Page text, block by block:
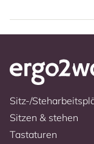
Sitz-/
Sitzen & stehen
Tastaturen